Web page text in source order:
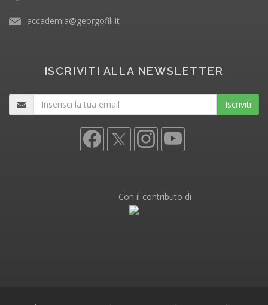
accademia@georgofili.it
ISCRIVITI ALLA NEWSLETTER
Iscriviti
Con il contributo di